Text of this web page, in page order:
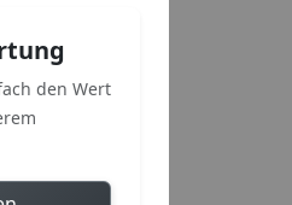
den Wert